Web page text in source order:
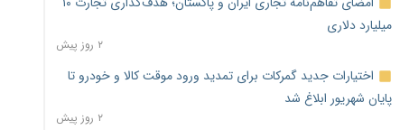
میلیارد دلاری
۲ روز پیش
اختیارات جدید گمرکات برای تمدید ورود موقت کالا و خودرو تا
پایان شهریور ابلاغ شد
۲ روز پیش